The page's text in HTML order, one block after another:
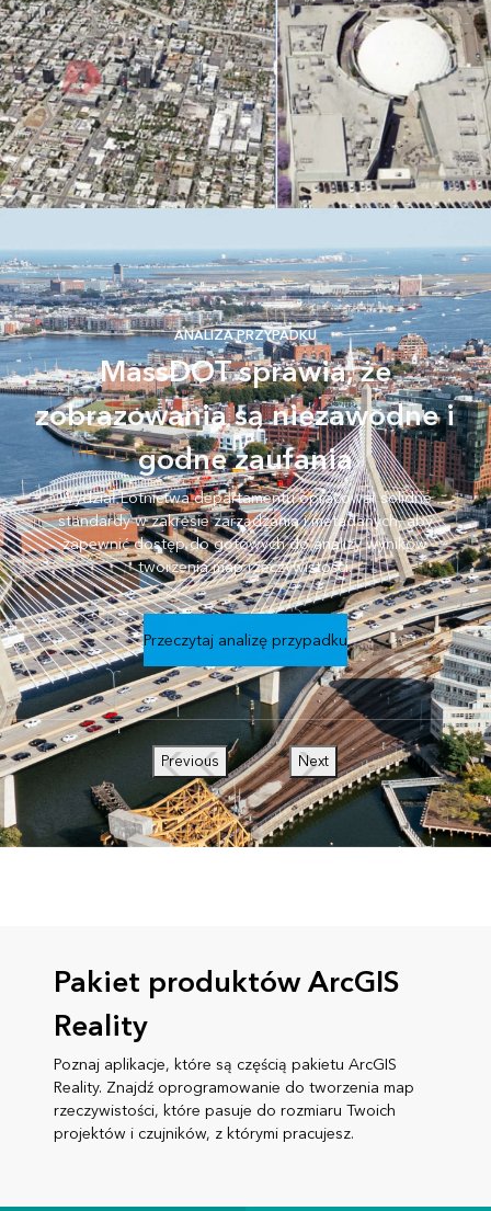
ANALIZA PRZYPADKU
MassDOT sprawia, że
zobrazowania są niezawodne i
godne zaufania
Wydział Lotnictwa departamentu opracował solidne
standardy w zakresie zarządzania i metadanych, aby
zapewnić dostęp do gotowych do analizy wyników
tworzenia map rzeczywistości.
Przeczytaj analizę przypadku
Previous Next
Pakiet produktów ArcGIS
Reality
Poznaj aplikacje, które są częścią pakietu ArcGIS
Reality. Znajdź oprogramowanie do tworzenia map
rzeczywistości, które pasuje do rozmiaru Twoich
projektów i czujników, z którymi pracujesz.